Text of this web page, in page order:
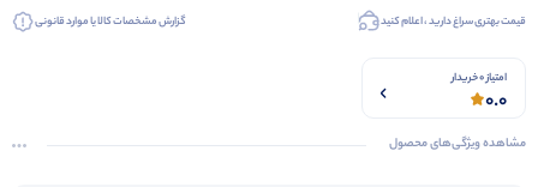
قیمت بهتری سراغ دارید ، اعلام کنید گزارش مشخصات کالا یا موارد قانونی
امتیاز 0 خریدار
0.0
مشاهده ویژگی‌های محصول